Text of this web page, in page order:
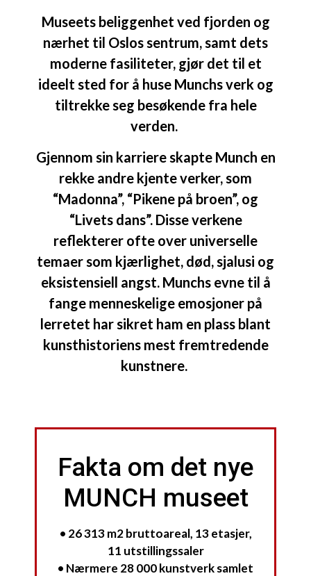
Museets beliggenhet ved fjorden og
nærhet til Oslos sentrum, samt dets
moderne fasiliteter, gjør det til et
ideelt sted for å huse Munchs verk og
tiltrekke seg besøkende fra hele
verden.
Gjennom sin karriere skapte Munch en
rekke andre kjente verker, som
“Madonna”, “Pikene på broen”, og
“Livets dans”. Disse verkene
reflekterer ofte over universelle
temaer som kjærlighet, død, sjalusi og
eksistensiell angst. Munchs evne til å
fange menneskelige emosjoner på
lerretet har sikret ham en plass blant
kunsthistoriens mest fremtredende
kunstnere.
Fakta om det nye
MUNCH museet
• 26 313 m2 bruttoareal, 13 etasjer,
11 utstillingssaler
• Nærmere 28 000 kunstverk samlet